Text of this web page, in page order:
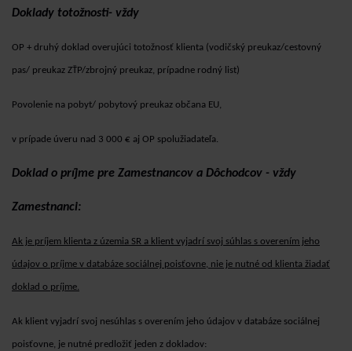
Doklady totožnosti- vždy
OP + druhý doklad overujúci totožnosť klienta (vodičský preukaz/cestovný
pas/ preukaz ZŤP/zbrojný preukaz, prípadne rodný list)
Povolenie na pobyt/ pobytový preukaz občana EU,
v prípade úveru nad 3 000 € aj OP spolužiadateľa.
Doklad o príjme pre Zamestnancov a Dôchodcov - vždy
Zamestnanci:
Ak je príjem klienta z územia SR a klient vyjadrí svoj súhlas s overením jeho
údajov o príjme v databáze sociálnej poisťovne, nie je nutné od klienta žiadať
doklad o príjme.
Ak klient vyjadrí svoj nesúhlas s overením jeho údajov v databáze sociálnej
poisťovne, je nutné predložiť jeden z dokladov: